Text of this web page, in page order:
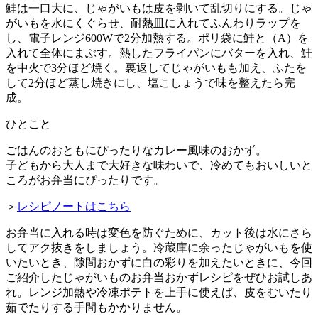
鮭は一口大に、じゃがいもは皮を剥いて乱切りにする。じゃ
がいもを水にくぐらせ、耐熱皿に入れてふんわりラップを
し、電子レンジ600Wで2分加熱する。ポリ袋に鮭と（A）を
入れて全体にまぶす。熱したフライパンにバターを入れ、鮭
を中火で3分ほど焼く。裏返してじゃがいもも加え、ふたを
して2分ほど蒸し焼きにし、塩こしょうで味を整えたら完
成。
ひとこと
ごはんのおともにぴったりなカレー風味のおかず。
子どもから大人まで大好きな味わいで、冷めてもおいしいと
ころがお弁当にぴったりです。
＞ レシピノートはこちら
お弁当に入れる時は変色を防ぐために、カット後は水にさら
してアク抜きをしましょう。冷蔵庫に余ったじゃがいもを使
いたいとき、隙間おかずに白の彩りを加えたいときに、今回
ご紹介したじゃがいものお弁当おかずレシピをぜひお試しあ
れ。レンジ加熱や冷凍ポテトを上手に使えば、皮をむいたり
茹でたりする手間もかかりません。